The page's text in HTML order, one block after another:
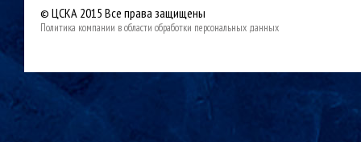
© ЦСКА 2015 Все права защищены
Политика компании в области обработки персональных данных